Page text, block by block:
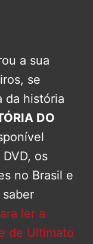
a sua
se
da história
DO
os
no Brasil e
ler a
de Ultimato